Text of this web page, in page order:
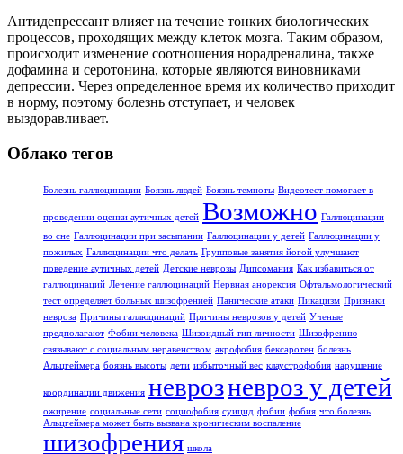
Антидепрессант влияет на течение тонких биологических
процессов, проходящих между клеток мозга. Таким образом,
происходит изменение соотношения норадреналина, также
дофамина и серотонина, которые являются виновниками
депрессии. Через определенное время их количество приходит
в норму, поэтому болезнь отступает, и человек
выздоравливает.
Облако тегов
Болезнь галлюцинации Боязнь людей Боязнь темноты Видеотест помогает в
проведении оценки аутичных детей Возможно Галлюцинации
во сне Галлюцинации при засыпании Галлюцинации у детей Галлюцинации у
пожилых Галлюцинации что делать Групповые занятия йогой улучшают
поведение аутичных детей Детские неврозы Дипсомания Как избавиться от
галлюцинаций Лечение галлюцинаций Нервная анорексия Офтальмологический
тест определяет больных шизофренией Панические атаки Пикацизм Признаки
невроза Причины галлюцинаций Причины неврозов у детей Ученые
предполагают Фобии человека Шизоидный тип личности Шизофрению
связывают с социальным неравенством акрофобия бексаротен болезнь
Альцгеймера боязнь высоты дети избыточный вес клаустрофобия нарушение
координации движения неврозневроз у детей
ожирение социальные сети социофобия суицид фобии фобия что болезнь
Альцгеймера может быть вызвана хроническим воспаление
шизофрения школа